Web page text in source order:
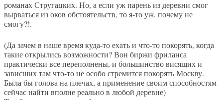
романах Стругацких. Но, а если уж парень из деревни смог
вырваться из оков обстоятельств, то я-то уж, почему не
смогу?!.
(Да зачем в наше время куда-то ехать и что-то покорять, когда
такие открылись возможности? Вон биржи фриланса
практически все переполнены, и большинство висящих и
зависших там что-то не особо стремится покорять Москву.
Была бы голова на плечах, а применение своим способностям
сейчас найти вполне реально в любой деревне)